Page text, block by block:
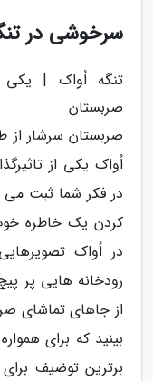
سرخوشی در
تنگه اُواک | یکی
صربستان
صربستان سرشار از
اُواک یکی از
در فکر شما ثبت می
کردن یک خاطره
در اُواک
رودخانه هایی پر
از جاهای تماشای
بینید که برای
برترین توضیف